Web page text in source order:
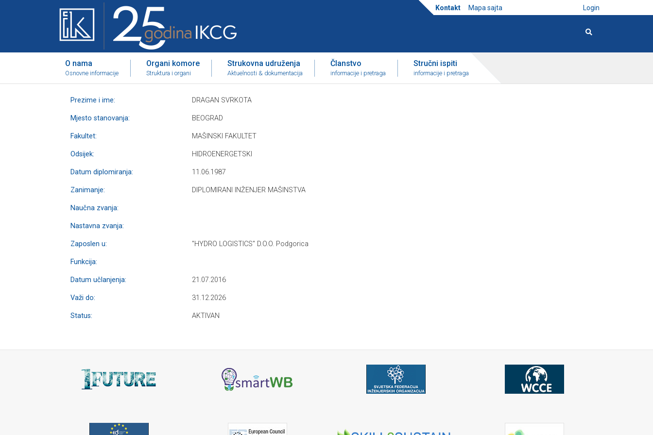
Kontakt Mapa sajta Login
O nama
Osnovne informacije
Organi komore
Struktura i organi
Strukovna udruženja
Aktuelnosti & dokumentacija
Članstvo
informacije i pretraga
Stručni ispiti
informacije i pretraga
Prezime i ime: DRAGAN SVRKOTA
Mjesto stanovanja: BEOGRAD
Fakultet: MAŠINSKI FAKULTET
Odsijek: HIDROENERGETSKI
Datum diplomiranja: 11.06.1987
Zanimanje: DIPLOMIRANI INŽENJER MAŠINSTVA
Naučna zvanja:
Nastavna zvanja:
Zaposlen u: "HYDRO LOGISTICS" D.O.O. Podgorica
Funkcija:
Datum učlanjenja: 21.07.2016
Važi do: 31.12.2026
Status: AKTIVAN